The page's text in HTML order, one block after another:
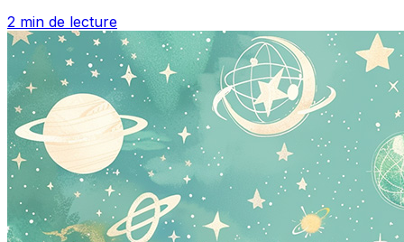
2 min de lecture